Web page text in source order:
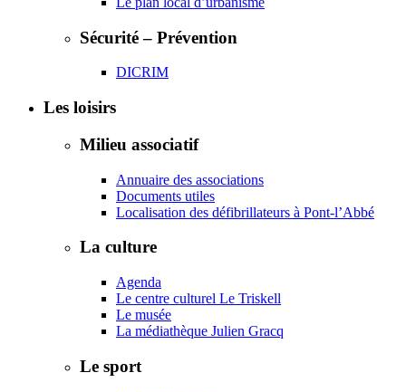
Sécurité – Prévention
DICRIM
Les loisirs
Milieu associatif
Annuaire des associations
Documents utiles
Localisation des défibrillateurs à Pont-l’Abbé
La culture
Agenda
Le centre culturel Le Triskell
Le musée
La médiathèque Julien Gracq
Le sport